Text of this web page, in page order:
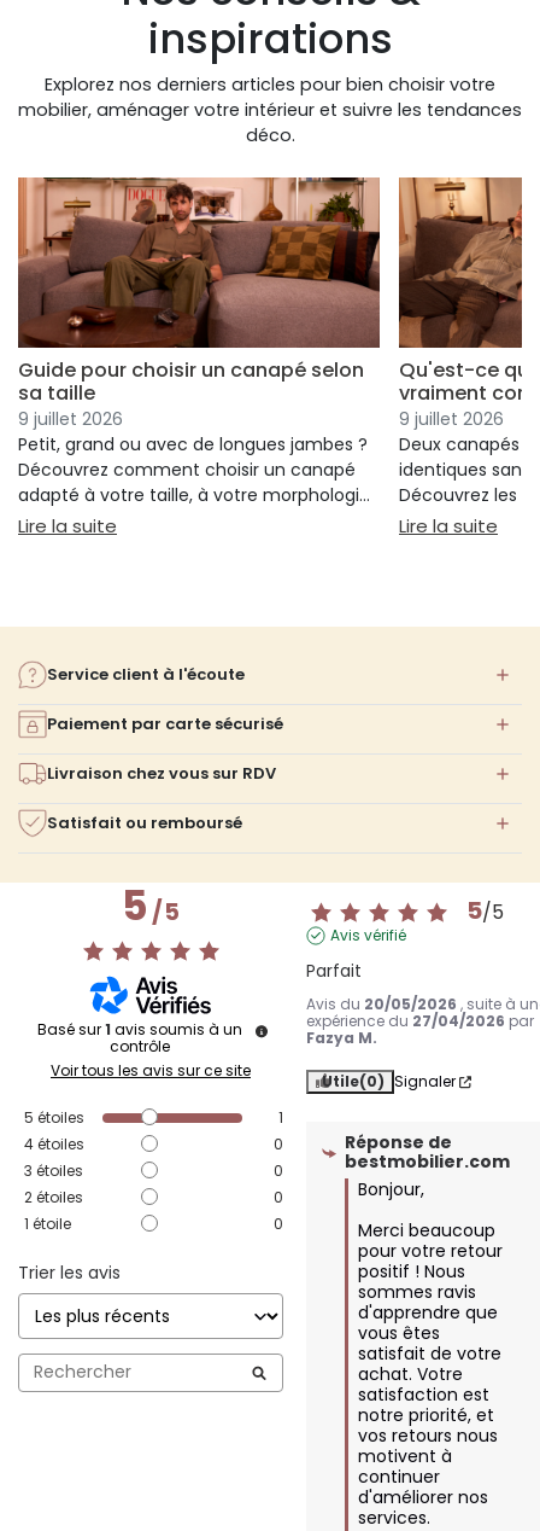
inspirations
Explorez nos derniers articles pour bien choisir votre
mobilier, aménager votre intérieur et suivre les tendances
déco.
Guide pour choisir un canapé selon
sa taille
9 juillet 2026
Petit, grand ou avec de longues jambes ?
Découvrez comment choisir un canapé
adapté à votre taille, à votre morphologie
et à votre confort.
Lire la suite : Guide pour choisir un canapé selon sa taille
Qu'est-ce qui
vraiment
9 juillet 2026
Deux canapés
identiques
Découvrez les
réellement
Lire la suite
Service client à l'écoute
Paiement par carte sécurisé
Livraison chez vous sur RDV
Satisfait ou remboursé
5/5
Basé sur1 avis soumis à un
contrôle
Voir tous les avis sur ce site
5 étoiles
1
4étoiles
0
3 étoiles
0
2étoiles
0
1 étoile 0
Trier les avis
5/5
Avis vérifié
Parfait
Avis du 20/05/2026 , suite à
expérience du 27/04/2026 par
Fazya M.
Utile(0) Signaler
Réponse de
bestmobilier.com
Bonjour,
Merci beaucoup
pour votre retour
positif ! Nous
sommes ravis
d'apprendre que
vous êtes
satisfait de votre
achat. Votre
satisfaction est
notre priorité, et
vos retours nous
motivent à
continuer
d'améliorer nos
services.